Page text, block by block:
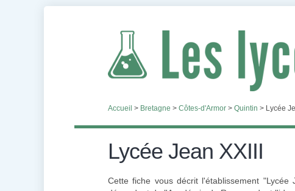
Accueil > Bretagne > Côtes-d'Armor > Quintin > Lycée
Lycée Jean XXIII
Cette fiche vous décrit l'établissement "Lycée